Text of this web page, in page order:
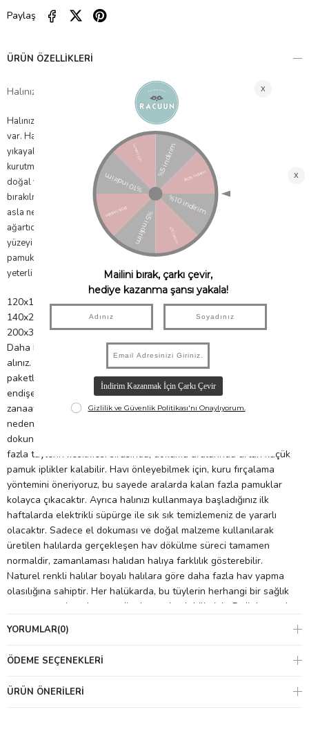
Paylaş
ÜRÜN ÖZELLIKLERI
Halınızı güzel günlerde kullanmanızı dileriz.
Halınızın ilk günkü görüntüsünü korumak için bazı önerilerimiz
var. Halınızı 30 derecede düşük devirde çamaşır makinesinde
yıkayabilirsiniz. Yıkama işlemi sonrasında düşük devirde
kurutma makinesinde kurutma işlemi yapabilirsiniz ya da halıyı açarak
doğal yollarla kurutmaya bırakabilirsiniz. Ancak direk güneş altında
bırakılmamalıdır. Nem, renk akmasına sebep olabileceği için halınızı
asla nemli şekilde makine içerisinde bırakmayınız. Yıkama esnasında
ağartıcı, çamaşır suyu katkılı deterjan kullanmaktan sakınınız. Pamuklu
yüzeyi dışarda tutarak makineye yerleştirmek yıkama sırasında dökülen
pamukların suyla atılmasını sağlayacaktır. Makinenizin halı yıkamak için
yeterli yer kapasitesi olduğundan emin olunuz.
120x160 cm halılar min 6kg kapasite
140x200 cm halılar min. 9 kg
200x300 cm kilimler 10 kg kapasiteye ihtiyaç duyar.
Daha büyük halılar için profesyonel kuru temizlemeden destek
alınız. Halılarımız kalite standartları gereği yıkanarak
paketleniyor. Halınızda pamuklanma olursa
endişelenmeyin. Lorena Canals Halılarımız %100 doğaldır ve
zanaatkarlar tarafından tamamen elde üretilmektedir, bu
nedenle hav dökülmesi normal bir süreçtir. Her bir halı elde
dokunur ve son dokunuşları makas yardımıyla yapılır. Makasla
fazla tüylerin kesilmesi sırasında, dokuma aralarında artan küçük
pamuk iplikler kalabilir. Havı önleyebilmek için, kuru fırçalama
yöntemini öneriyoruz, bu sayede aralarda kalan fazla pamuklar
kolayca çıkacaktır. Ayrıca halınızı kullanmaya başladığınız ilk
haftalarda elektrikli süpürge ile sık sık temizlemeniz de yararlı
olacaktır. Sadece el dokuması ve doğal malzeme kullanılarak
üretilen halılarda gerçekleşen hav dökülme süreci tamamen
normaldir, zamanlaması halıdan halıya farklılık gösterebilir.
Naturel renkli halılar boyalı halılara göre daha fazla hav yapma
olasılığına sahiptir. Her halükarda, bu tüylerin herhangi bir sağlık
sorununa neden olmayacağından emin olabilirsiniz. Doğal pamuk
Canals'ın doğal ve non-toxic el yapımı boyalar kullandığını
hatırlatmak isteriz. Halınız yıkamadan sonra rengini
kaybetmeyecektir çünkü üretim sürecinde tüm içerikler sabitlenir.
Ancak el yapımı ve narin bir ürün olduğu için, her doğal pamuk
tekstil ürünü gibi özel bakıma gerek duyar. Kullanma talimatına
YORUMLAR(0)
ÖDEME SEÇENEKLERI
ÜRÜN ÖNERILERI